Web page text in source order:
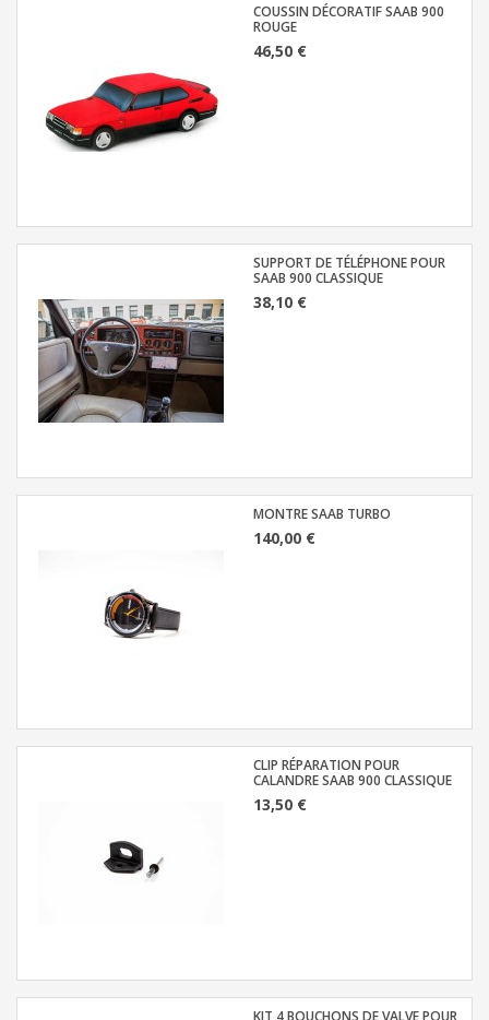
COUSSIN DÉCORATIF SAAB 900
ROUGE
46,50 €
SUPPORT DE TÉLÉPHONE POUR
SAAB 900 CLASSIQUE
38,10 €
MONTRE SAAB TURBO
140,00 €
CLIP RÉPARATION POUR
CALANDRE SAAB 900 CLASSIQUE
13,50 €
KIT 4 BOUCHONS DE VALVE POUR